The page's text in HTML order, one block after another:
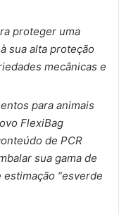
proteger uma
sua alta proteção
mecânicas e
para animais
FlexiBag
de PCR
sua gama de
“esverde